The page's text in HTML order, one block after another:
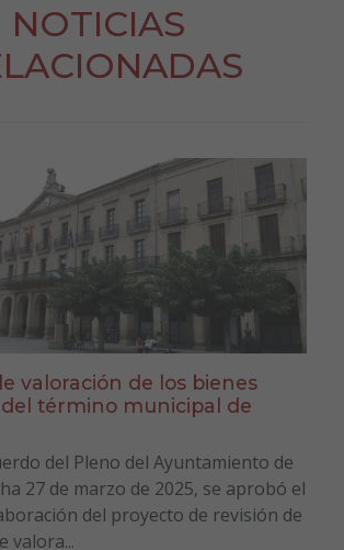
NOTICIAS
valoración de los bienes
término municipal de
del Pleno del Ayuntamiento de
27 de marzo de 2025, se aprobó el
del proyecto de revisión de
valora...